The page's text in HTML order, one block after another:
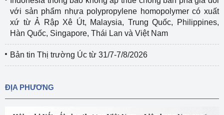
với sản phẩm nhựa polypropylene homopolymer có xuất
xứ từ Ả Rập Xê Út, Malaysia, Trung Quốc, Philippines,
Hàn Quốc, Singapore, Thái Lan và Việt Nam
Bản tin Thị trường Úc từ 31/7-7/8/2026
ĐỊA PHƯƠNG